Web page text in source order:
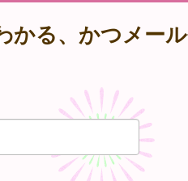
かる、かつメー